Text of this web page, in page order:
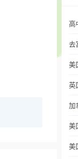
高
去
美
英
加
美
美